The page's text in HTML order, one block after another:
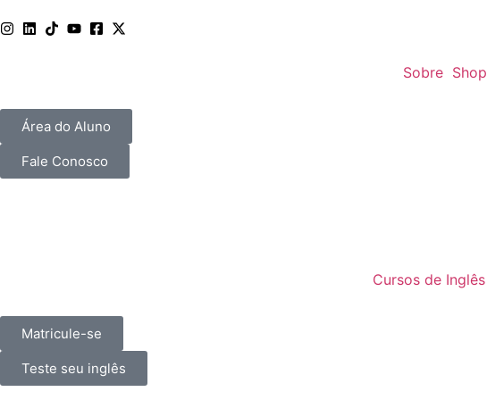
Sobre Shop
Área do Aluno
Fale Conosco
Cursos de Inglês
Matricule-se
Teste seu inglês